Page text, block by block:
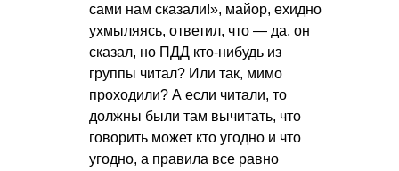
сами нам сказали!», майор, ехидно
ухмыляясь, ответил, что — да, он
сказал, но ПДД кто-нибудь из
группы читал? Или так, мимо
проходили? А если читали, то
должны были там вычитать, что
говорить может кто угодно и что
угодно, а правила все равно